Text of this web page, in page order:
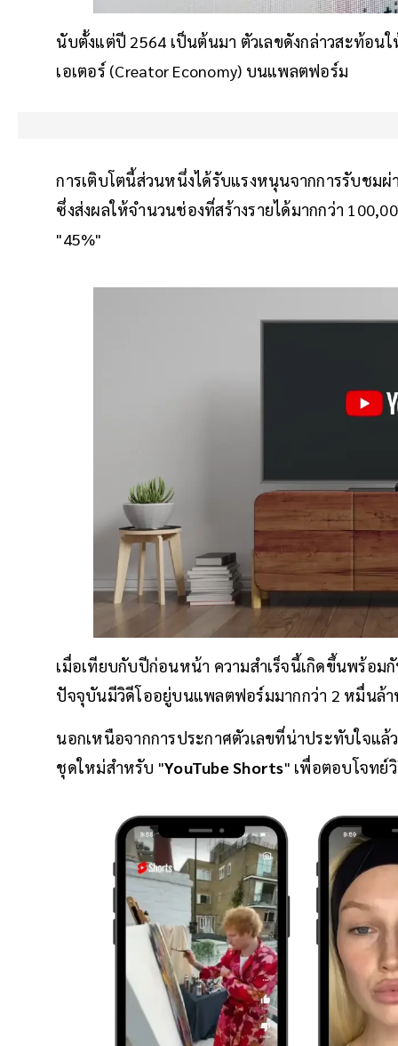
นับตั้งแต่ปี 2564 เป็นต้นมา ตัวเลขดังกล่าวสะท้อน
เอเตอร์ (Creator Economy) บนแพลตฟอร์ม
การเติบโตนี้ส่วนหนึ่งได้รับแรงหนุนจากการรับชม
ซึ่งส่งผลให้จำนวนช่องที่สร้างรายได้มากกว่า
"45%"
เมื่อเทียบกับปีก่อนหน้า ความสำเร็จนี้เกิดขึ้นพร้อม
ปัจจุบันมีวิดีโออยู่บนแพลตฟอร์มมากกว่า 2 หมื่นล้า
นอกเหนือจากการประกาศตัวเลขที่น่าประทับใจแล้
ชุดใหม่สำหรับ "YouTube Shorts" เพื่อตอบโจทย์